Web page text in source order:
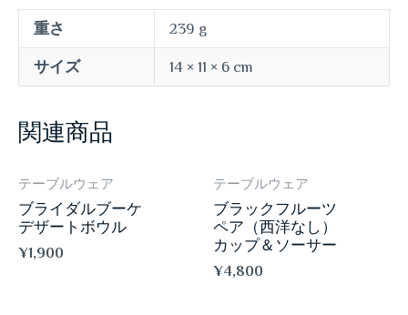
重さ 239 g
サイズ 14 × 11 × 6 cm
関連商品
テーブルウェア
ブライダルブーケ
デザートボウル
¥1,900
テーブルウェア
ブラックフルーツ
ペア（西洋なし）
カップ＆ソーサー
¥4,800